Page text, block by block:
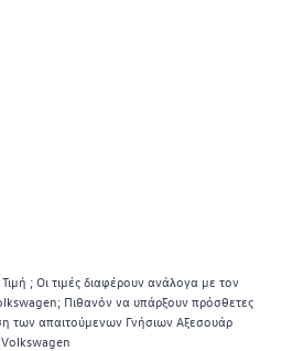
; Οι τιμές διαφέρουν ανάλογα με τον
Πιθανόν να υπάρξουν πρόσθετες
των απαιτούμενων Γνήσιων Αξεσουάρ
Volkswagen